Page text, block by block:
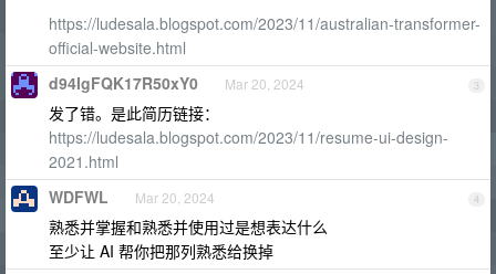
https://ludesala.blogspot.com/2023/11/australian-transformer-
official-website.html
3
d94IgFQK17R50xY0 Mar 20, 2024
发了错。是此简历链接：
https://ludesala.blogspot.com/2023/11/resume-ui-design-
2021.html
4
WDFWL Mar 20, 2024
熟悉并掌握和熟悉并使用过是想表达什么
至少让 AI 帮你把那列熟悉给换掉